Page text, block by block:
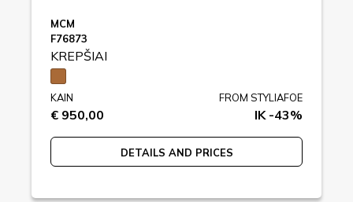
MCM
F76873
KREPŠIAI
KAIN
€ 950,00
FROM STYLIAFOE
IK -43%
DETAILS AND PRICES